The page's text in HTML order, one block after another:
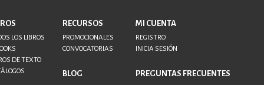
LOS LIBROS
DE TEXTO
RECURSOS
PROMOCIONALES
CONVOCATORIAS
BLOG
MI CUENTA
REGISTRO
INICIA SESIÓN
PREGUNTAS FRECUENTES